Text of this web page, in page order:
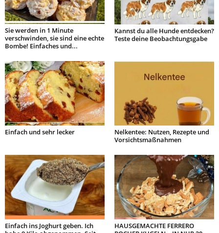
Sie werden in 1 Minute
verschwinden, sie sind eine echte
Bombe! Einfaches und...
Kannst du alle Hunde entdecken?
Teste deine Beobachtungsgabe
Einfach und sehr lecker
Nelkentee: Nutzen, Rezepte und
Vorsichtsmaßnahmen
Einfach ins Joghurt geben. Ich
HAUSGEMACHTE FERRERO